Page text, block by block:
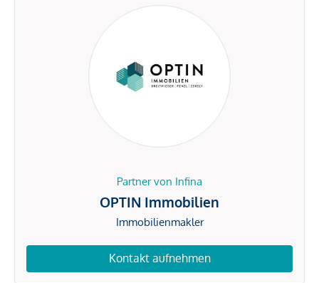
Partner von Infina
OPTIN Immobilien
Immobilienmakler
Kontakt aufnehmen